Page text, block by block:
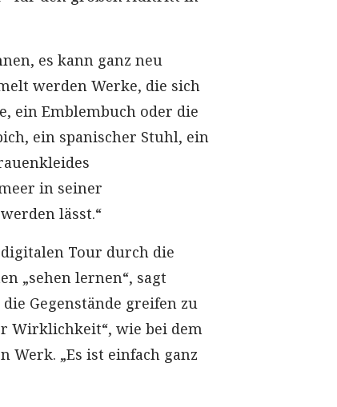
es kann ganz neu
werden Werke, die sich
ein Emblembuch oder die
ein spanischer Stuhl, ein
in seiner
lässt.“
Tour durch die
„sehen lernen“, sagt
Gegenstände greifen zu
Wirklichkeit“, wie bei dem
Werk. „Es ist einfach ganz